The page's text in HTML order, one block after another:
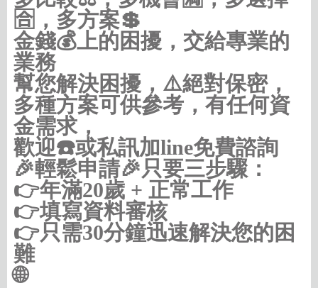
🈴，多方案💲
金錢💰上的困擾，交給專業的
業務
幫您解決困擾，⚠️絕對保密，
多種方案可供參考，有任何資
金需求，
歡迎☎️或私訊加line免費諮詢
🎉輕鬆申請🎉只要三步驟：
👉年滿20歲 + 正常工作
👉填寫資料審核
👉只需30分鐘迅速解決您的困
難
🌐